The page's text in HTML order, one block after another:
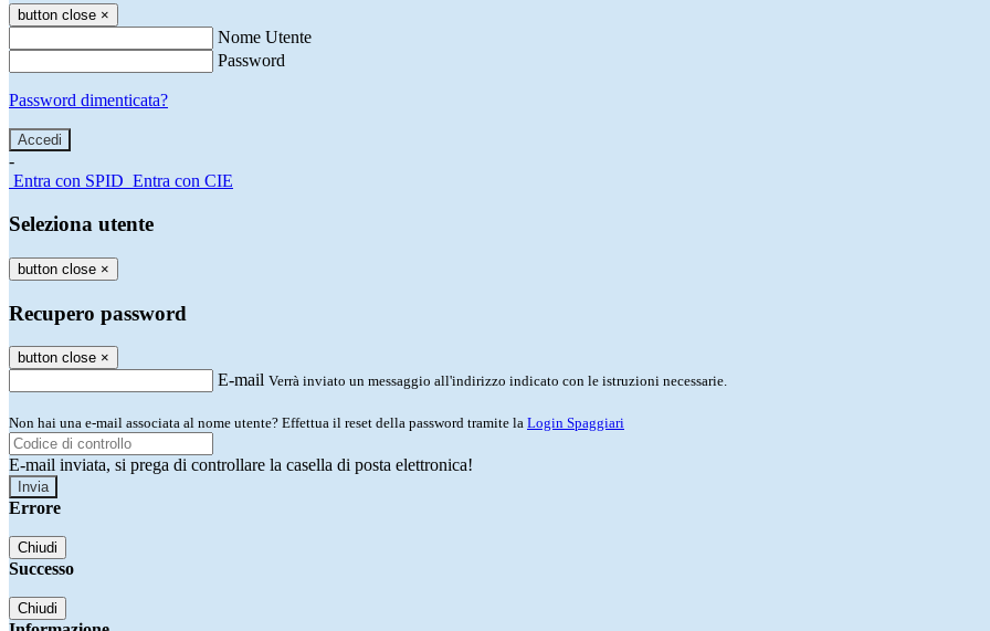
button close ×
Nome Utente
Password
Password dimenticata?
-
Entra con SPID Entra con CIE
Seleziona utente
button close ×
Recupero password
button close ×
E-mail Verrà inviato un messaggio all'indirizzo indicato con le istruzioni necessarie.
Non hai una e-mail associata al nome utente? Effettua il reset della password tramite la Login Spaggiari
E-mail inviata, si prega di controllare la casella di posta elettronica!
Errore
Chiudi
Successo
Chiudi